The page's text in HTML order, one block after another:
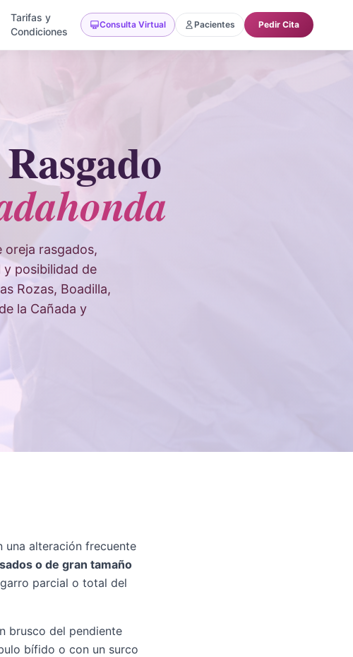
Tarifas y
Condiciones
Consulta Virtual Pacientes Pedir Cita
oreja rasgados,
posibilidad de
Rozas, Boadilla,
la Cañada y
una alteración frecuente
o de gran tamaño
parcial o total del
brusco del pendiente
bífido o con un surco